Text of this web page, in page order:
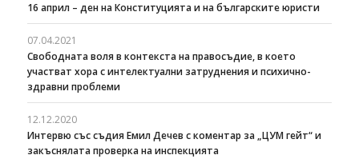
16 април – ден на Конституцията и на българските юристи
07.04.2021
Свободната воля в контекста на правосъдие, в което
участват хора с интелектуални затруднения и психично-
здравни проблеми
12.12.2020
Интервю със съдия Емил Дечев с коментар за „ЦУМ гейт“ и
закъснялата проверка на инспекцията